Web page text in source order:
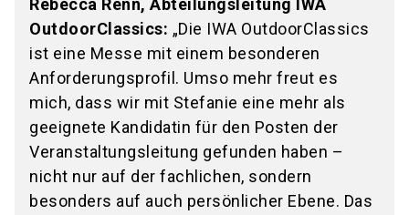
Rebecca Renn, Abteilungsleitung IWA
OutdoorClassics: „Die IWA OutdoorClassics
ist eine Messe mit einem besonderen
Anforderungsprofil. Umso mehr freut es
mich, dass wir mit Stefanie eine mehr als
geeignete Kandidatin für den Posten der
Veranstaltungsleitung gefunden haben –
nicht nur auf der fachlichen, sondern
besonders auf auch persönlicher Ebene. Das